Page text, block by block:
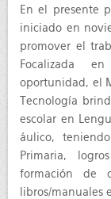
En el presente
iniciado en
promover el
Focalizada
oportunidad, el
Tecnología
escolar en
áulico,
Primaria,
formación de
libros/manuales